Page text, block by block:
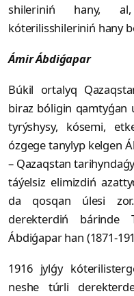
shileriniń hany,
kóterilisshileriniń hany
Ámir Ábdiǵapar
Búkil ortalyq
biraz bóligin
tyrýshysy, kósemi,
ózgege tanylyp kelgen
– Qazaqstan
táýelsiz elimizdiń
da qosqan úlesi
derekterdiń bárinde
Ábdiǵapar han (1871-
1916 jylǵy
neshe túrli